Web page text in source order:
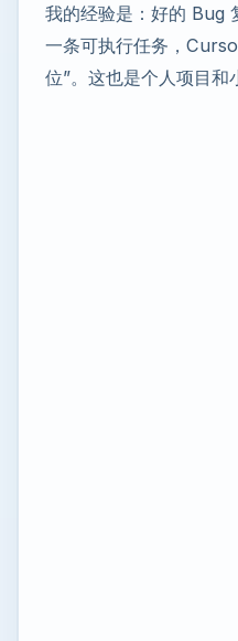
我的经验是：好的 Bug
一条可执行任务，
位”。这也是个人项目